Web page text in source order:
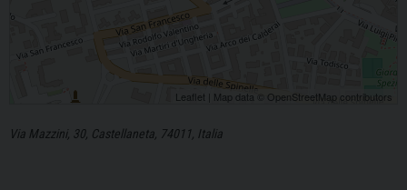
Leaflet | Map data © OpenStreetMap contributors
Via Mazzini, 30, Castellaneta, 74011, Italia